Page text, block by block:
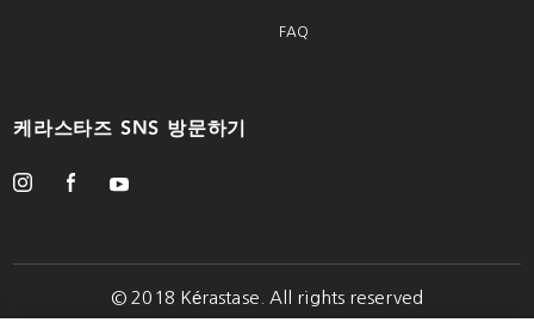
FAQ
케라스타즈 SNS 방문하기
© 2018 Kérastase. All rights reserved